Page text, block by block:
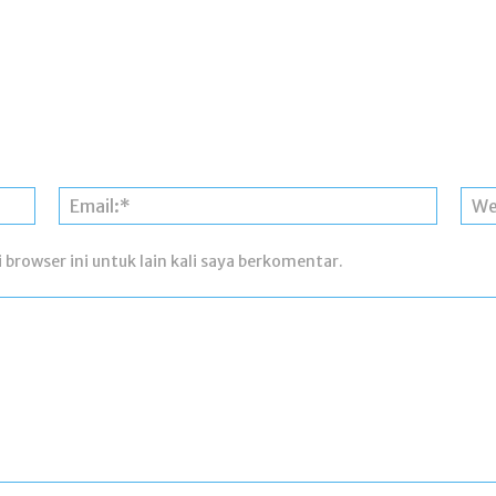
Nama:* Email:*
browser ini untuk lain kali saya berkomentar.